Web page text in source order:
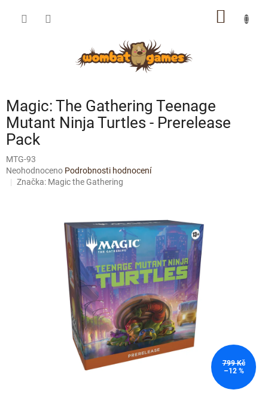
Magic: The Gathering Teenage
Mutant Ninja Turtles - Prerelease
Pack
MTG-93
Průměrné
hodnocení
Neohodnoceno Podrobnosti hodnocení
Značka: Magic the Gathering
799 Kč
–12 %